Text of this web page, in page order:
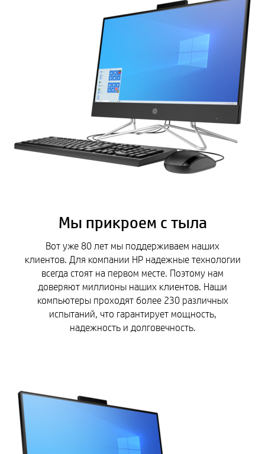
Мы прикроем с тыла
Вот уже 80 лет мы поддерживаем наших
клиентов. Для компании HP надежные технологии
всегда стоят на первом месте. Поэтому нам
доверяют миллионы наших клиентов. Наши
компьютеры проходят более 230 различных
испытаний, что гарантирует мощность,
надежность и долговечность.